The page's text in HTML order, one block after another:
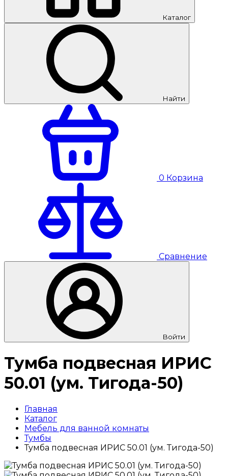
Каталог
Найти
0 Корзина
Сравнение
Войти
Тумба подвесная ИРИС
50.01 (ум. Тигода-50)
Главная
Каталог
Мебель для ванной комнаты
Тумбы
Тумба подвесная ИРИС 50.01 (ум. Тигода-50)